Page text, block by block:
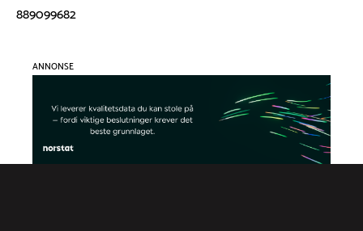
889099682
ANNONSE